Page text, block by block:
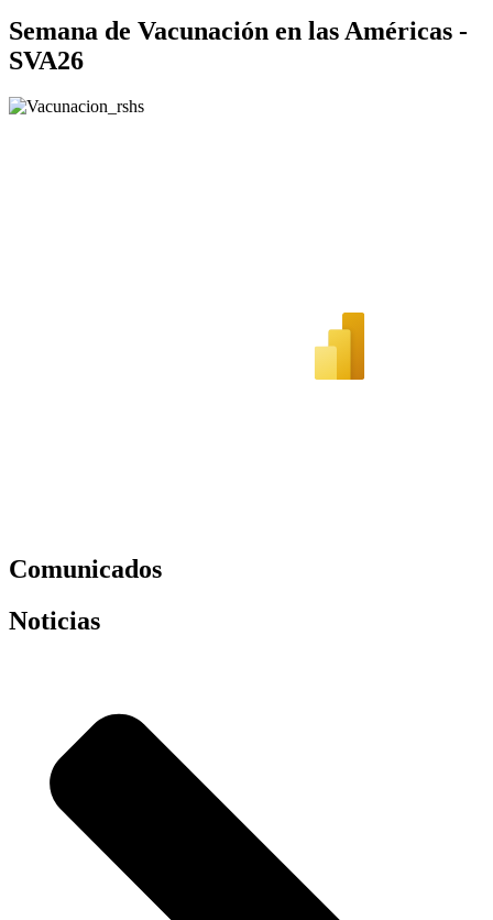
Semana de Vacunación en las Américas -
SVA26
Comunicados
Noticias